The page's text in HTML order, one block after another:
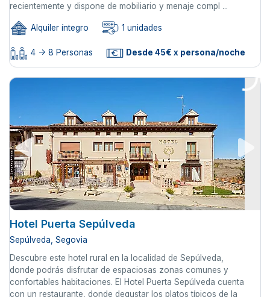
recientemente y dispone de mobiliario y menaje compl ...
Alquiler íntegro 1 unidades
4 -> 8 Personas Desde 45€ x persona/noche
Hotel Puerta Sepúlveda
Sepúlveda, Segovia
Descubre este hotel rural en la localidad de Sepúlveda,
donde podrás disfrutar de espaciosas zonas comunes y
confortables habitaciones. El Hotel Puerta Sepúlveda cuenta
con un restaurante, donde degustar los platos típicos de la